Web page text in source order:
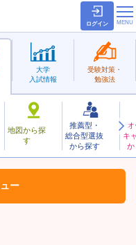
ログイン
地図から探
す
推薦型・
総合型選抜
から探す
キ
か
大学
入試情報
受験対策・
勉強法
お気に入り
ー